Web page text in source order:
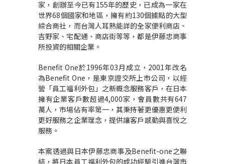
家，創辦至今已有155年的歷史，已成為一家在
世界68個國家和地區，擁有約130個據點的大型
綜合商社，而台灣人耳熟能詳的全家便利商店、
吉野家、宅配通、商店街等等，都是伊藤忠商事
所投資的相關企業。
Benefit One於1996年03月成立，2001年改名
為Benefit One，是東京證交所上市公司，以經
營「員工福利外包」之新概念服務客戶，在日本
擁有企業客戶數超過4,000家，會員數共有647
萬人，市場佔有率第一，其秉持著更優惠更便利
更好服務之企業理念，提供讓客戶感動與喜悅之
服務。
本案透過與日本伊藤忠商事及Benefit-one之聯
結，將日本員工福利外包的成功經驗引進台灣市